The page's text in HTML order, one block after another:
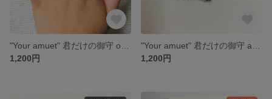
1,200円
1,200円